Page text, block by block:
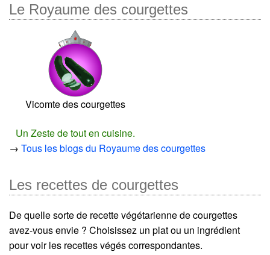
Le Royaume des courgettes
Vicomte des courgettes
Un Zeste de tout en cuisine.
→ Tous les blogs du Royaume des courgettes
Les recettes de courgettes
De quelle sorte de recette végétarienne de courgettes
avez-vous envie ? Choisissez un plat ou un ingrédient
pour voir les recettes végés correspondantes.